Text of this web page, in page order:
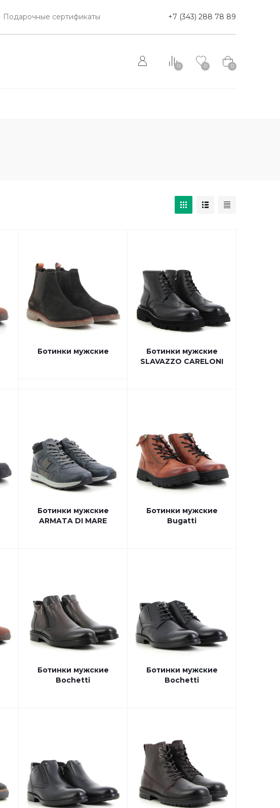
Подарочные сертификаты +7 (343) 288 78 89
0 0 0
Ботинки мужские
Ботинки мужские
SLAVAZZO CARELONI
Ботинки мужские
ARMATA DI MARE
Ботинки мужские
Bugatti
Ботинки мужские
Bochetti
Ботинки мужские
Bochetti